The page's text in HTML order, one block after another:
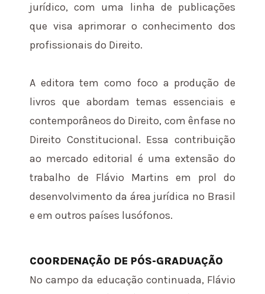
jurídico, com uma linha de publicações
que visa aprimorar o conhecimento dos
profissionais do Direito.
A editora tem como foco a produção de
livros que abordam temas essenciais e
contemporâneos do Direito, com ênfase no
Direito Constitucional. Essa contribuição
ao mercado editorial é uma extensão do
trabalho de Flávio Martins em prol do
desenvolvimento da área jurídica no Brasil
e em outros países lusófonos.
COORDENAÇÃO DE PÓS-GRADUAÇÃO
No campo da educação continuada, Flávio